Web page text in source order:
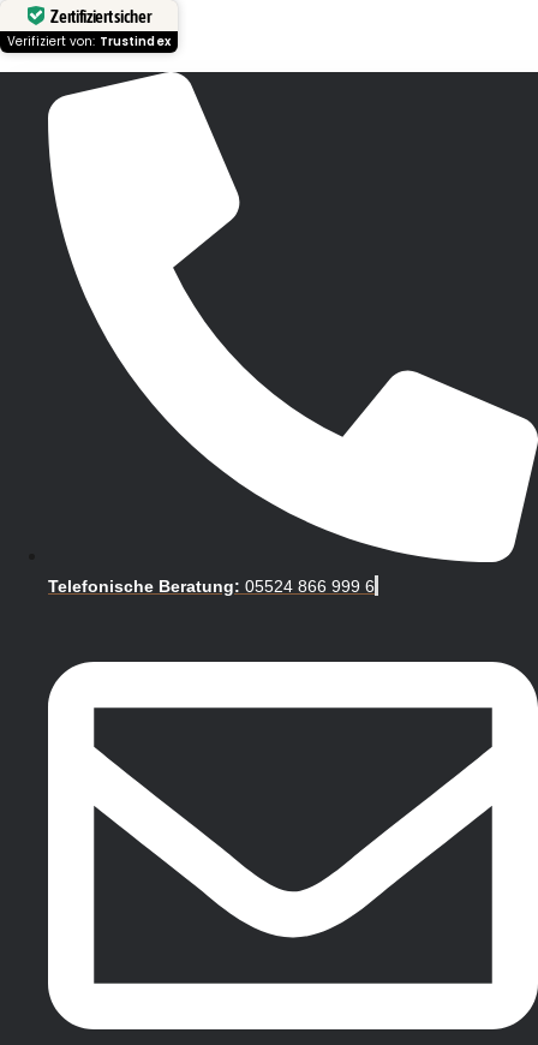
Zertifiziert sicher
Verifiziert von: Trustindex
Telefonische Beratung: 05524 866 999 6